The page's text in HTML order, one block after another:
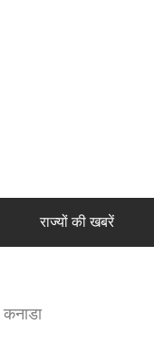
राज्यों की खबरें
कनाडा